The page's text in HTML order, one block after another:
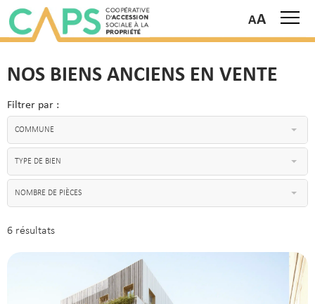
NOS BIENS ANCIENS EN VENTE
Filtrer par :
COMMUNE
TYPE DE BIEN
NOMBRE DE PIÈCES
6 résultats
A